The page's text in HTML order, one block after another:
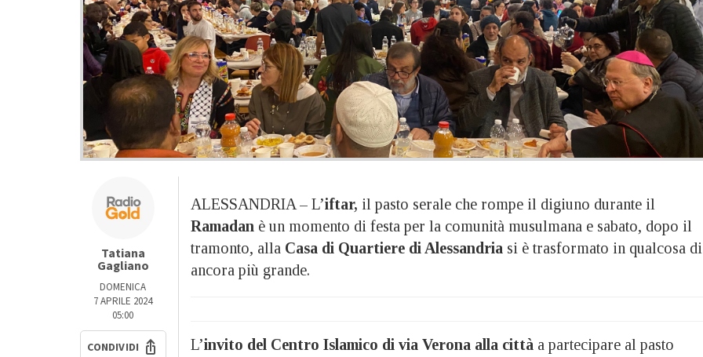
Tatiana
Gagliano
DOMENICA
7 APRILE 2024
05:00
CONDIVIDI
ALESSANDRIA – L’iftar, il pasto serale che rompe il digiuno durante il
Ramadan è un momento di festa per la comunità musulmana e sabato, dopo il
tramonto, alla Casa di Quartiere di Alessandria si è trasformato in qualcosa di
ancora più grande.
L’invito del Centro Islamico di via Verona alla città a partecipare al pasto